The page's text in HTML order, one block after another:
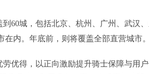
城，包括北京、杭州、广州、武汉
内。年底前，则将覆盖全部直营城市。
优得，以正向激励提升骑士保障与用